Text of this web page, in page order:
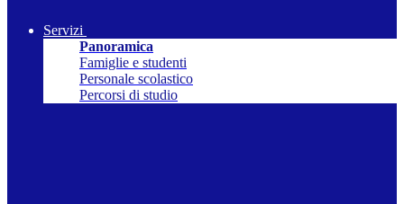
Servizi
Panoramica
Famiglie e studenti
Personale scolastico
Percorsi di studio